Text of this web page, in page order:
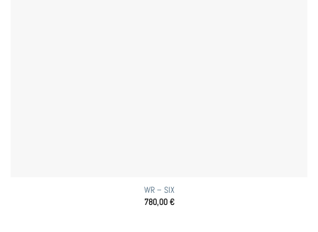
WR – SIX
780,00€